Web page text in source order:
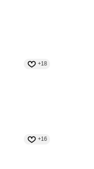
+18
+16